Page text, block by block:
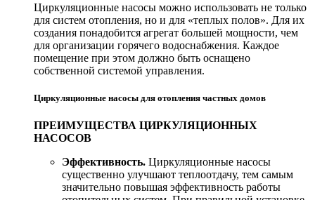
Циркуляционные насосы можно использовать не только
для систем отопления, но и для «теплых полов». Для их
создания понадобится агрегат большей мощности, чем
для организации горячего водоснабжения. Каждое
помещение при этом должно быть оснащено
собственной системой управления.
Циркуляционные насосы для отопления частных домов
ПРЕИМУЩЕСТВА ЦИРКУЛЯЦИОННЫХ
НАСОСОВ
Эффективность. Циркуляционные насосы
существенно улучшают теплоотдачу, тем самым
значительно повышая эффективность работы